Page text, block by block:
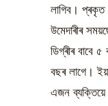
লাগিব।
উমেদাৰীৰ
ডিগ্ৰীৰ বাবে
বছৰ লাগে।
এজন